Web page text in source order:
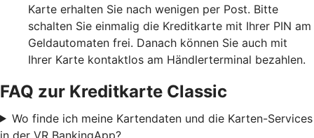
Karte erhalten Sie nach wenigen per Post. Bitte
schalten Sie einmalig die Kreditkarte mit Ihrer PIN am
Geldautomaten frei. Danach können Sie auch mit
Ihrer Karte kontaktlos am Händlerterminal bezahlen.
FAQ zur Kreditkarte Classic
Wo finde ich meine Kartendaten und die Karten-Services
in der VR BankingApp?